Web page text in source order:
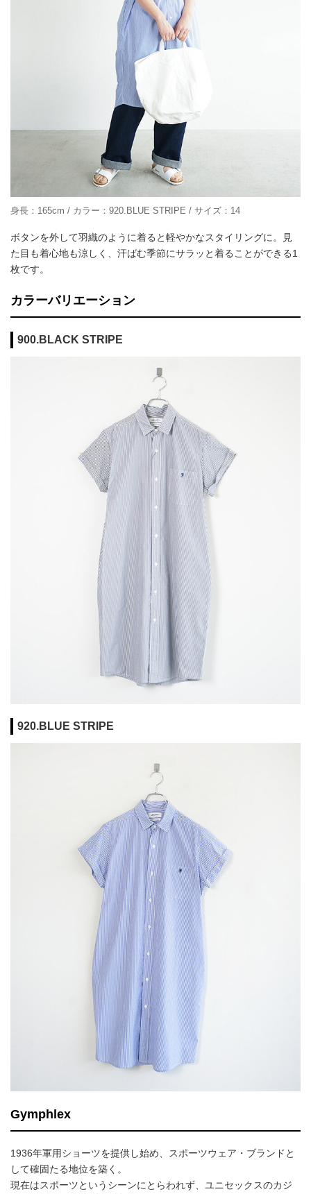
身長：165cm / カラー：920.BLUE STRIPE / サイズ：14
ボタンを外して羽織のように着ると軽やかなスタイリングに。見
た目も着心地も涼しく、汗ばむ季節にサラッと着ることができる1
枚です。
カラーバリエーション
900.BLACK STRIPE
920.BLUE STRIPE
Gymphlex
1936年軍用ショーツを提供し始め、スポーツウェア・ブランドと
して確固たる地位を築く。
現在はスポーツというシーンにとらわれず、ユニセックスのカジ